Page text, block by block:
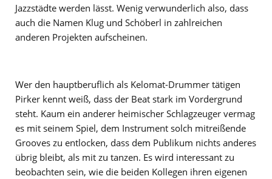
Jazzstädte werden lässt. Wenig verwunderlich also, dass
auch die Namen Klug und Schöberl in zahlreichen
anderen Projekten aufscheinen.
Wer den hauptberuflich als Kelomat-Drummer tätigen
Pirker kennt weiß, dass der Beat stark im Vordergrund
steht. Kaum ein anderer heimischer Schlagzeuger vermag
es mit seinem Spiel, dem Instrument solch mitreißende
Grooves zu entlocken, dass dem Publikum nichts anderes
übrig bleibt, als mit zu tanzen. Es wird interessant zu
beobachten sein, wie die beiden Kollegen ihren eigenen